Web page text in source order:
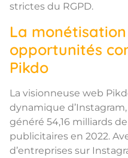
strictes du RGPD.
La
opportunités
Pikdo
La visionneuse web
dynamique
généré 54,16 milliards
publicitaires en 2022.
d’entreprises sur